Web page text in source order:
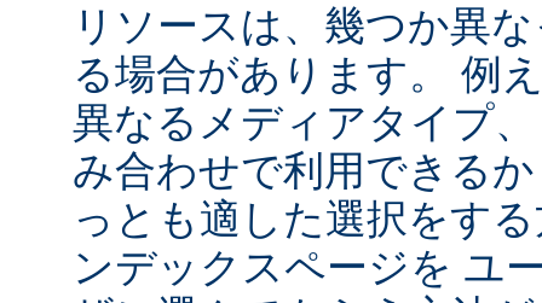
リソースは、幾つか異
る場合があります。 例
異なるメディアタイプ
み合わせで利用できる
っとも適した選択をす
ンデックスページを ユ